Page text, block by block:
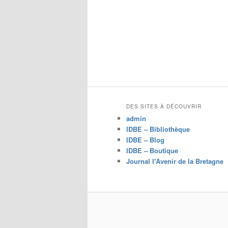
DES SITES À DÉCOUVRIR
admin
IDBE – Bibliothèque
IDBE – Blog
IDBE – Boutique
Journal l'Avenir de la Bretagne